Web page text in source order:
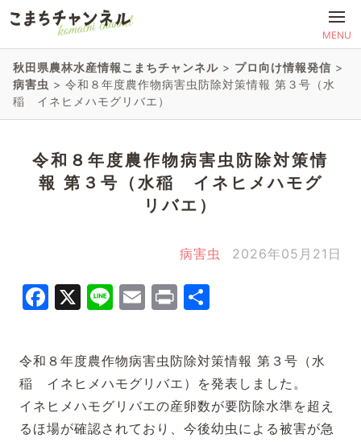
MENU
秋田県農林水産情報こまちチャンネル > プロ向け情報発信 >
病害虫 > 令和８年度農作物病害虫防除対策情報 第３号（水
稲 イネヒメハモグリバエ）
令和８年度農作物病害虫防除対策情
報 第３号（水稲 イネヒメハモグ
リバエ）
病害虫 2026年05月21日
Facebook
X LineEmail
Print
令和８年度農作物病害虫防除対策情報 第３号（水
稲 イネヒメハモグリバエ）を発表しました。
イネヒメハモグリバエの産卵数が要防除水準を超え
るほ場が確認されており、今後幼虫による被害が急